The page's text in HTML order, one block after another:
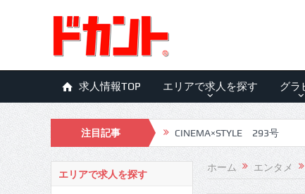
求人情報TOP エリアで求人を探す グラ
注目記事 CINEMA×STYLE 293号
CINEMA×STYLE 292号
CINEMA×STYLE 291号
ホーム エンタメ
エリアで求人を探す